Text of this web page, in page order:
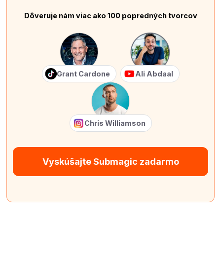
Dôveruje nám viac ako 100 popredných tvorcov
Grant Cardone Ali Abdaal
Chris Williamson
Vyskúšajte Submagic zadarmo